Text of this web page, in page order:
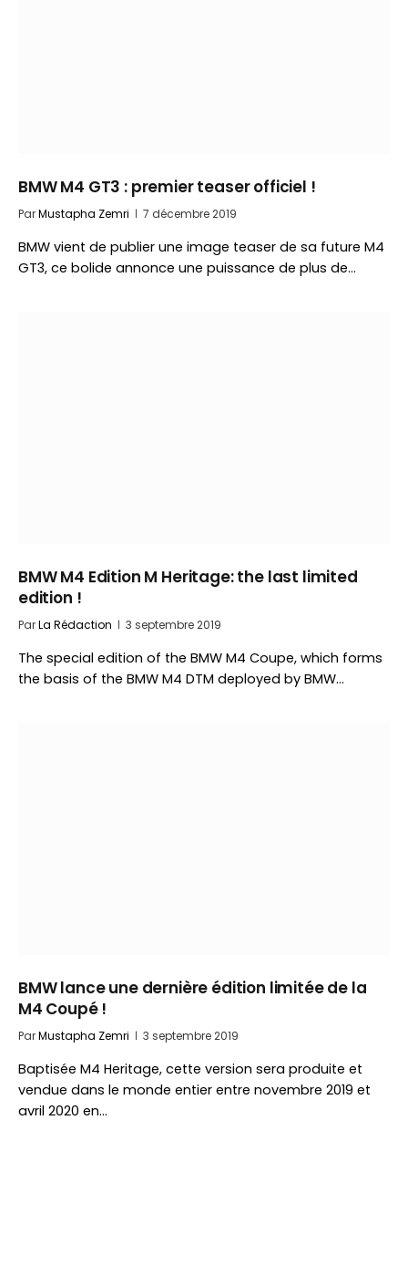
BMW M4 GT3 : premier teaser officiel !
ParMustapha Zemri 7 décembre 2019
BMW vient de publier une image teaser de sa future M4
GT3, ce bolide annonce une puissance de plus de…
BMW M4 Edition M Heritage: the last limited
edition !
ParLa Rédaction 3 septembre 2019
The special edition of the BMW M4 Coupe, which forms
the basis of the BMW M4 DTM deployed by BMW…
BMW lance une dernière édition limitée de la
M4 Coupé !
ParMustapha Zemri 3 septembre 2019
Baptisée M4 Heritage, cette version sera produite et
vendue dans le monde entier entre novembre 2019 et
avril 2020 en…